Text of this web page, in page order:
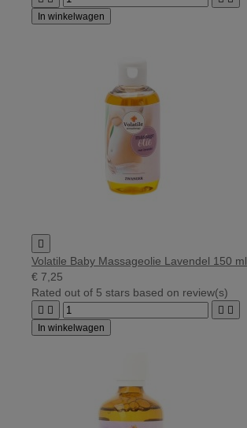
In winkelwagen

Volatile Baby Massageolie Lavendel 150 ml
€ 7,25
Rated out of 5 stars based on review(s)
   
In winkelwagen